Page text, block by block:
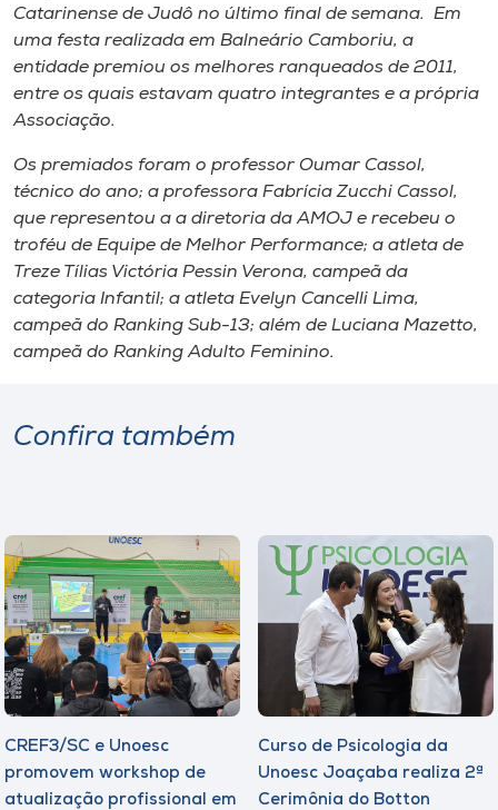
CPA
Biblioteca
Museu
Unoesc
A+
A-
Catarinense de Judô no último final de semana. Em
uma festa realizada em Balneário Camboriu, a
entidade premiou os melhores ranqueados de 2011,
entre os quais estavam quatro integrantes e a própria
Associação.
Os premiados foram o professor Oumar Cassol,
técnico do ano; a professora Fabrícia Zucchi Cassol,
que representou a a diretoria da AMOJ e recebeu o
troféu de Equipe de Melhor Performance; a atleta de
Treze Tílias Victória Pessin Verona, campeã da
categoria Infantil; a atleta Evelyn Cancelli Lima,
campeã do Ranking Sub-13; além de Luciana Mazetto,
campeã do Ranking Adulto Feminino.
Confira também
CREF3/SC e Unoesc
promovem workshop de
atualização profissional em
Curso de Psicologia da
Unoesc Joaçaba realiza 2ª
Cerimônia do Botton